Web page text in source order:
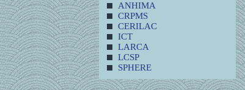
ANHIMA
CRPMS
CERILAC
ICT
LARCA
LCSP
SPHERE